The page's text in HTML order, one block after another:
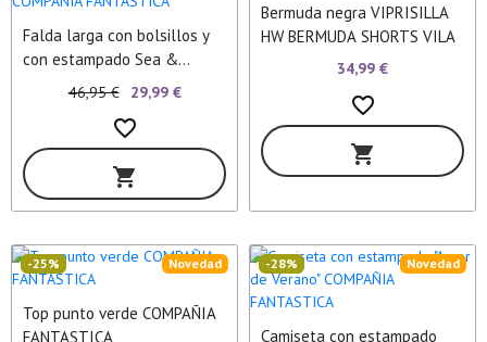
Falda larga con bolsillos y
con estampado Sea &
Mountain COMPAÑIA
FANTASTICA
46,95 € 29,99 €
favorite_border
shopping_cart
Bermuda negra VIPRISILLA
HW BERMUDA SHORTS VILA
34,99 €
favorite_border
shopping_cart
Top punto verde COMPAÑIA
FANTASTICA
Novedad
-25%
Camiseta con estampado
Novedad
-28%